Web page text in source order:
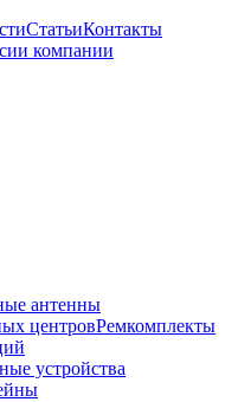
СтатьиКонтакты
компании
антенны
центровРемкомплекты
устройства